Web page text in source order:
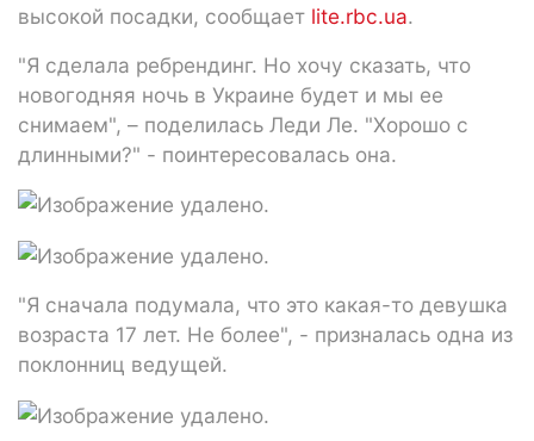
высокой посадки, сообщает lite.rbc.ua.
"Я сделала ребрендинг. Но хочу сказать, что
новогодняя ночь в Украине будет и мы ее
снимаем", – поделилась Леди Ле. "Хорошо с
длинными?" - поинтересовалась она.
"Я сначала подумала, что это какая-то девушка
возраста 17 лет. Не более", - призналась одна из
поклонниц ведущей.